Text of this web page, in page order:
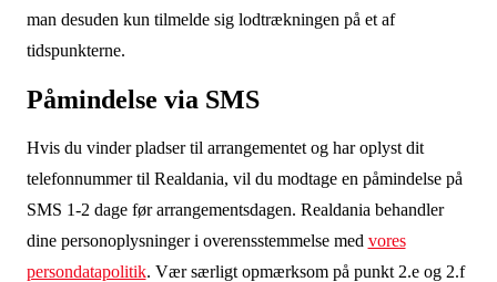
man desuden kun tilmelde sig lodtrækningen på et af
tidspunkterne.
Påmindelse via SMS
Hvis du vinder pladser til arrangementet og har oplyst dit
telefonnummer til Realdania, vil du modtage en påmindelse på
SMS 1-2 dage før arrangementsdagen. Realdania behandler
dine personoplysninger i overensstemmelse med vores
persondatapolitik. Vær særligt opmærksom på punkt 2.e og 2.f